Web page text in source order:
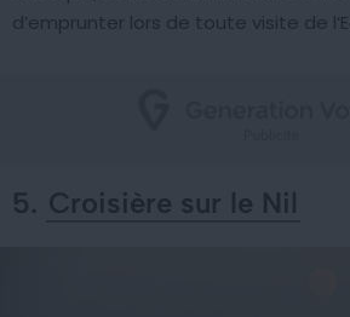
d’emprunter lors de toute visite de
5. Croisière sur le Nil